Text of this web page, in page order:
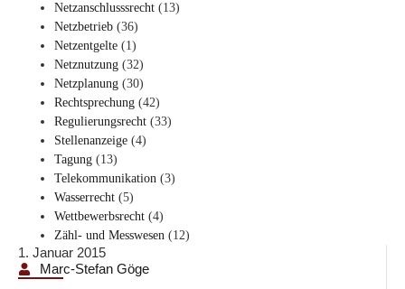
1. Januar 2015
Marc-Stefan Göge
Netzanschlusssrecht (13)
Netzbetrieb (36)
Netzentgelte (1)
Netznutzung (32)
Netzplanung (30)
Rechtsprechung (42)
Regulierungsrecht (33)
Stellenanzeige (4)
Tagung (13)
Telekommunikation (3)
Wasserrecht (5)
Wettbewerbsrecht (4)
Zähl- und Messwesen (12)